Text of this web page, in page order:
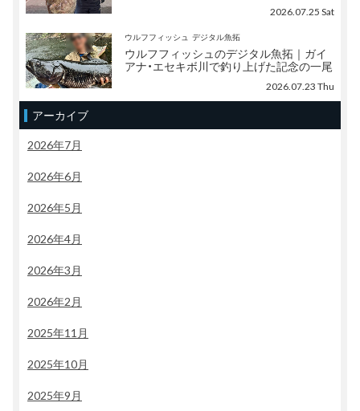
2026.07.25 Sat
ウルフフィッシュ デジタル魚拓
ウルフフィッシュのデジタル魚拓｜ガイ
アナ・エセキボ川で釣り上げた記念の一尾
2026.07.23 Thu
アーカイブ
2026年7月
2026年6月
2026年5月
2026年4月
2026年3月
2026年2月
2025年11月
2025年10月
2025年9月